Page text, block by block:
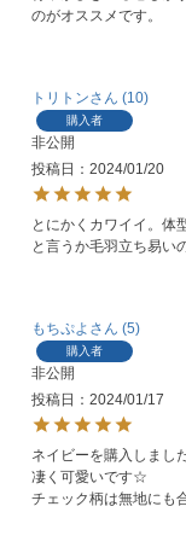
のがオススメです。
トリトン 10
購入者
非公開
投稿日
2024/01/20
とにかくカワイイ。体
と言うか毛羽立ち易い
もちぷよ 5
購入者
非公開
投稿日
2024/01/17
ネイビーを購入しまし
凄く可愛いです☆
チェック柄は無地にも